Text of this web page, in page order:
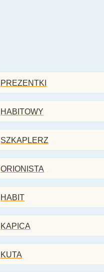
PREZENTKI
HABITOWY
SZKAPLERZ
ORIONISTA
HABIT
KAPICA
KUTA